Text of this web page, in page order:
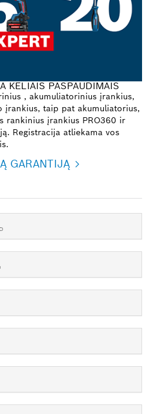
KELIAIS PASPAUDIMAIS
, akumuliatorinius įrankius,
įrankius, taip pat akumuliatorius,
rankinius įrankius PRO360 ir
Registracija atliekama vos
GARANTIJĄ